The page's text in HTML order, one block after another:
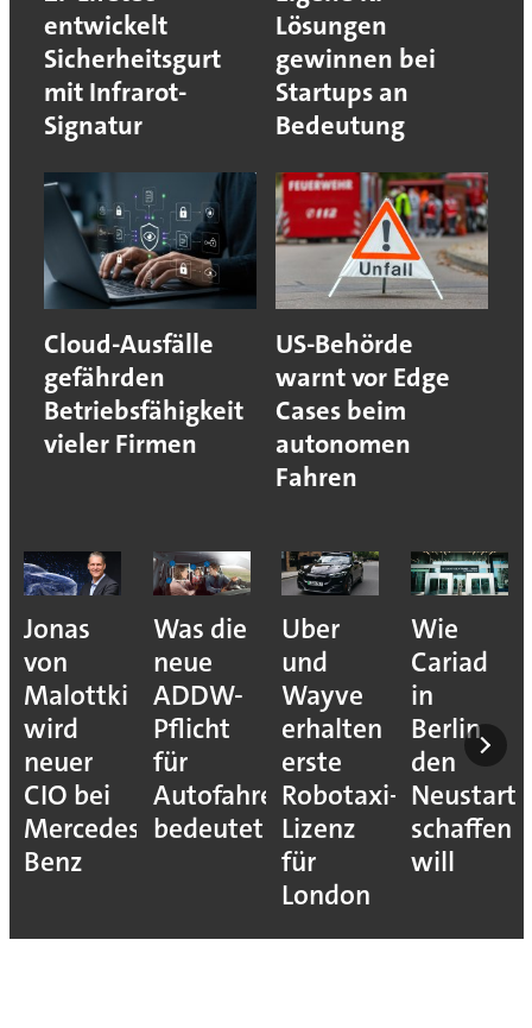
entwickelt
Sicherheitsgurt
mit Infrarot-
Signatur
Lösungen
gewinnen bei
Startups an
Bedeutung
Cloud-Ausfälle
gefährden
Betriebsfähigkeit
vieler Firmen
US-Behörde
warnt vor Edge
Cases beim
autonomen
Fahren
Jonas
von
Malottki
wird
neuer
CIO bei
Mercedes-
Benz
Was die
neue
ADDW-
Pflicht
für
Autofahrer
bedeutet
Uber
und
Wayve
erhalten
erste
Robotaxi-
Lizenz
für
London
Wie
Cariad
in
Berlin
den
Neustart
schaffen
will